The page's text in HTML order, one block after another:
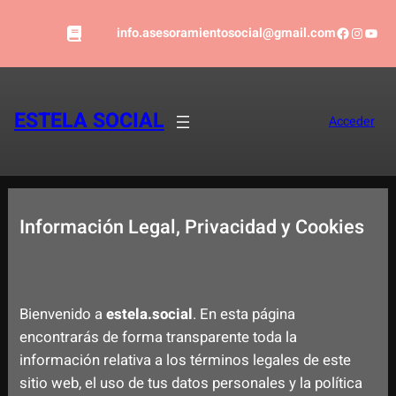
info.asesoramientosocial@gmail.comFacebook
ESTELA SOCIAL Acceder
Información Legal, Privacidad y Cookies
Bienvenido aestela.social. En esta página
encontrarás de forma transparente toda la
información relativa a los términos legales de este
sitio web, el uso de tus datos personales y la política